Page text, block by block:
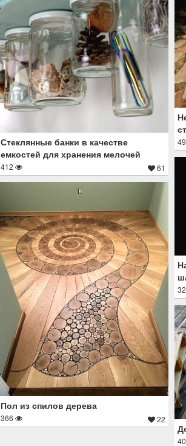
Стеклянные банки в качестве
емкостей для хранения мелочей
412 61
Пол из спилов дерева
366 22